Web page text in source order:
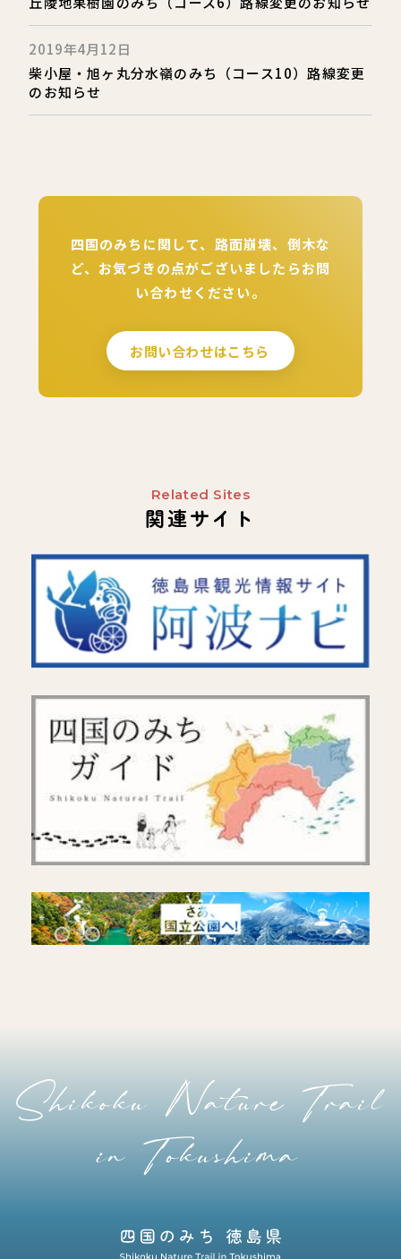
2019年4月12日
柴小屋・旭ヶ丸分水嶺のみち（コース10）路線変更
のお知らせ
四国のみちに関して、路面崩壊、倒木な
ど、 お気づきの点がございましたらお問
い合わせください。
お問い合わせはこちら
Related Sites
関連サイト